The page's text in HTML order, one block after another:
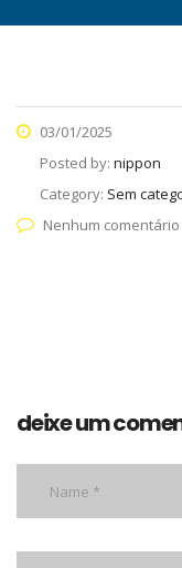
03/01/2025
Posted by: nippon
Category: Sem
Nenhum comentário
deixe um